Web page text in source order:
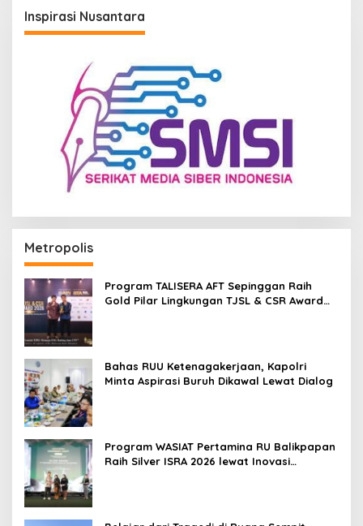
Inspirasi Nusantara
Metropolis
Program TALISERA AFT Sepinggan Raih
Gold Pilar Lingkungan TJSL & CSR Award
Bahas RUU Ketenagakerjaan, Kapolri
Minta Aspirasi Buruh Dikawal Lewat Dialog
Program WASIAT Pertamina RU Balikpapan
Raih Silver ISRA 2026 lewat Inovasi